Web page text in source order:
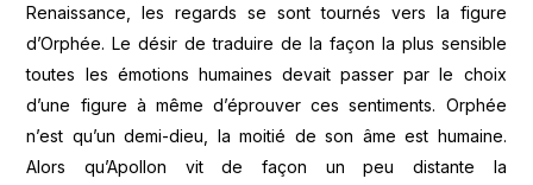
Renaissance, les regards se sont tournés vers la figure
d’Orphée. Le désir de traduire de la façon la plus sensible
toutes les émotions humaines devait passer par le choix
d’une figure à même d’éprouver ces sentiments. Orphée
n’est qu’un demi-dieu, la moitié de son âme est humaine.
Alors qu’Apollon vit de façon un peu distante la